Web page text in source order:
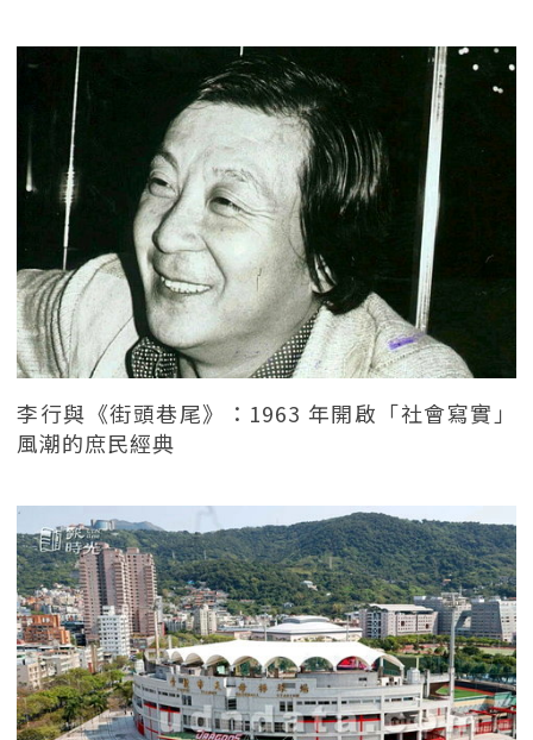
李行與《街頭巷尾》：1963 年開啟「社會寫實」
風潮的庶民經典